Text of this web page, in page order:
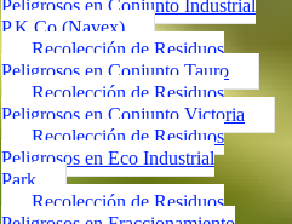
Peligrosos en Conjunto Industrial
P.K.Co (Navex)
Recolección de Residuos
Peligrosos en Conjunto Tauro
Recolección de Residuos
Peligrosos en Conjunto Victoria
Recolección de Residuos
Peligrosos en Eco Industrial
Park
Recolección de Residuos